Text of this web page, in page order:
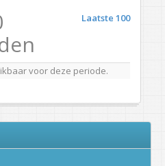
Laatste 100
voor deze periode.